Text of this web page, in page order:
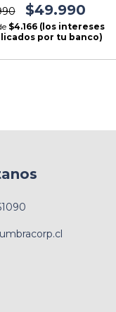
$49.990
$4.166 (los intereses
por tu banco)